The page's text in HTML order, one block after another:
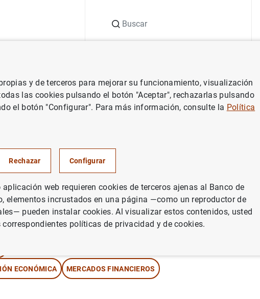
de Trabajo Fras, futuros y opciones sobre el MIBOR
sobre el MIBOR
9211.
ECONÓMICA MERCADOS FINANCIEROS
y de terceros para mejorar su funcionamiento, visualización
las cookies pulsando el botón "Aceptar", rechazarlas pulsando
el botón "Configurar". Para más información, consulte la Política
Rechazar Configurar
web requieren cookies de terceros ajenas al Banco de
elementos incrustados en una página —como un reproductor de
pueden instalar cookies. Al visualizar estos contenidos, usted
políticas de privacidad y de cookies.